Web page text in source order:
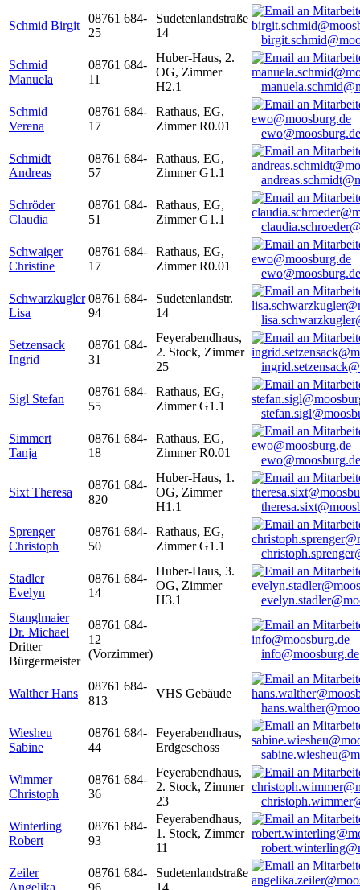
Schmid Birgit
08761 684-
25
Sudetenlandstraße
14
Schmid
Manuela
08761 684-
11
Huber-Haus, 2.
OG, Zimmer
H2.1
Schmid
Verena
08761 684-
17
Rathaus, EG,
Zimmer R0.01
ewo@moosburg.de
Schmidt
Andreas
08761 684-
57
Rathaus, EG,
Zimmer G1.1
Schröder
Claudia
08761 684-
51
Rathaus, EG,
Zimmer G1.1
Schwaiger
Christine
08761 684-
17
Rathaus, EG,
Zimmer R0.01
ewo@moosburg.de
Schwarzkugler
Lisa
08761 684-
94
Sudetenlandstr.
14
Setzensack
Ingrid
08761 684-
31
Feyerabendhaus,
2. Stock, Zimmer
25
Sigl Stefan
08761 684-
55
Rathaus, EG,
Zimmer G1.1
Simmert
Tanja
08761 684-
18
Rathaus, EG,
Zimmer R0.01
ewo@moosburg.de
Sixt Theresa
08761 684-
820
Huber-Haus, 1.
OG, Zimmer
H1.1
Sprenger
Christoph
08761 684-
50
Rathaus, EG,
Zimmer G1.1
Stadler
Evelyn
08761 684-
14
Huber-Haus, 3.
OG, Zimmer
H3.1
Stanglmaier
Dr. Michael
Dritter
Bürgermeister
08761 684-
12
(Vorzimmer)
info@moosburg.de
Walther Hans
08761 684-
813
VHS Gebäude
Wiesheu
Sabine
08761 684-
44
Feyerabendhaus,
Erdgeschoss
Wimmer
Christoph
08761 684-
36
Feyerabendhaus,
2. Stock, Zimmer
23
Winterling
Robert
08761 684-
93
Feyerabendhaus,
1. Stock, Zimmer
11
Zeiler
Angelika
08761 684-
96
Sudetenlandstraße
14